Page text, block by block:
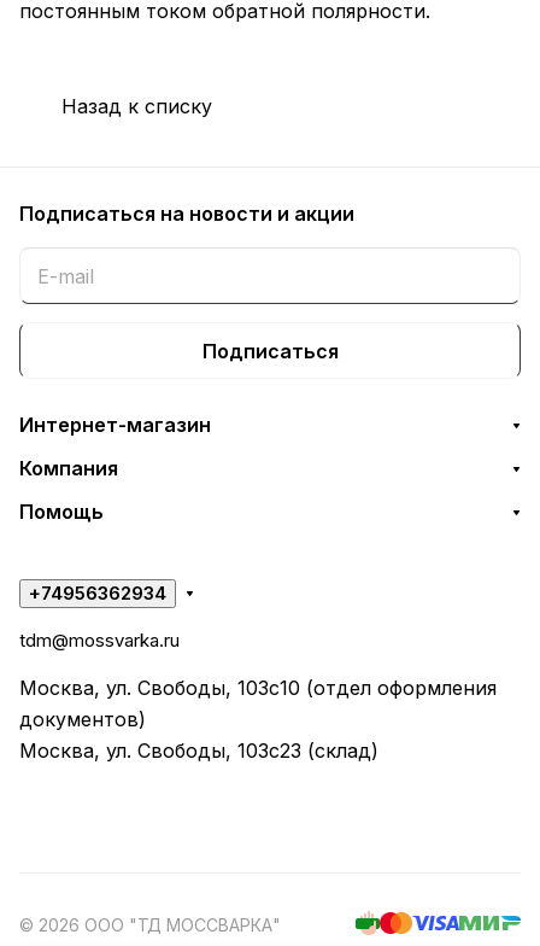
постоянным током обратной полярности.
Назад к списку
Подписаться на новости и акции
Подписаться
Интернет-магазин
Компания
Помощь
+74956362934
tdm@mossvarka.ru
Москва, ул. Свободы, 103с10 (отдел оформления
документов)
Москва, ул. Свободы, 103с23 (склад)
© 2026 ООО "ТД МОССВАРКА"